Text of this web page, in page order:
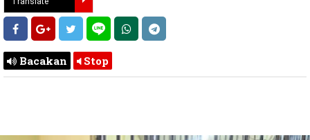
Bacakan Stop